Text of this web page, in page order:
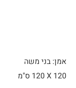
אמן: בני משה
120 X